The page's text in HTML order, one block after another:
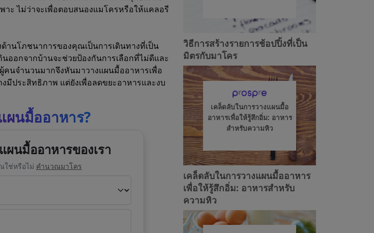
าะ ไม่ว่าจะเพื่อตอบสนองแมโครหรือให้แคลอรี
านโภชนาการของคุณเป็นการเดินทางที่เป็น
ออกจากบ้านจะช่วยป้องกันการเลือกที่ไม่ดีและ
นจำนวนมากจึงหันมาวางแผนมื้ออาหารเพื่อ
มีประสิทธิภาพ แต่ยังเพื่อลดขยะอาหารและงบ
ผนมื้ออาหาร?
ผนมื้ออาหารของเรา
ใช่หรือไม่ คำนวณมาโคร
วิธีการสร้างรายการช้อปปิ้งที่เป็น
มิตรกับมาโคร
เคล็ดลับในการวางแผนมื้อ
อาหารเพื่อให้รู้สึกอิ่ม: อาหาร
สำหรับความหิว
เคล็ดลับในการวางแผนมื้ออาหาร
เพื่อให้รู้สึกอิ่ม: อาหารสำหรับ
ความหิว